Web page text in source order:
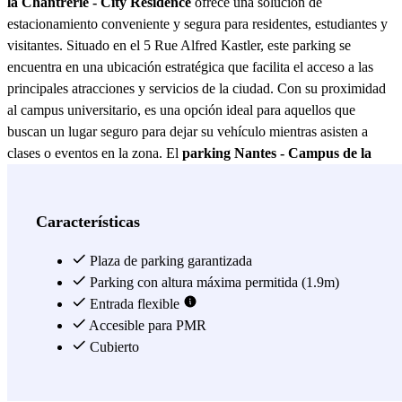
estacionamiento conveniente y segura para residentes, estudiantes y
visitantes. Situado en el 5 Rue Alfred Kastler, este parking se
encuentra en una ubicación estratégica que facilita el acceso a las
principales atracciones y servicios de la ciudad. Con su proximidad
al campus universitario, es una opción ideal para aquellos que
buscan un lugar seguro para dejar su vehículo mientras asisten a
clases o eventos en la zona. El parking Nantes - Campus de la
sistema de vigilancia las 24 horas, los usuarios pueden estar
acceso controlado garantiza que solo los usuarios autorizados
puedan entrar, proporcionando una capa adicional de seguridad.
Este parking también ofrece amplias plazas de aparcamiento, lo que
facilita encontrar un lugar disponible en cualquier momento del día.
Otro de los beneficios clave del
Características
Plaza de parking garantizada
Parking con altura máxima permitida (1.9m)
Entrada flexible
Accesible para PMR
Cubierto